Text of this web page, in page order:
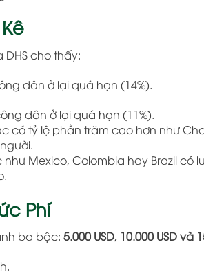
cho thấy:
dân ở lại quá hạn (14%).
dân ở lại quá hạn (11%).
có tỷ lệ phần trăm cao hơn như
Mexico, Colombia hay Brazil có
Phí
ba bậc: 5.000 USD, 10.000 USD và